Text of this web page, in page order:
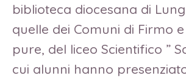
biblioteca diocesana di
quelle dei Comuni di Firmo
pure, del liceo Scientifico ”
cui alunni hanno